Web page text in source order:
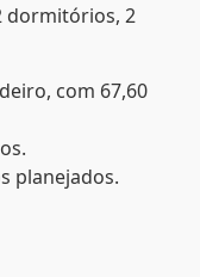
dormitórios, 2
com 67,60
planejados.